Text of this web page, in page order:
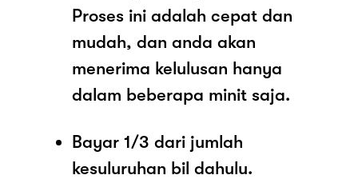
Proses ini adalah cepat dan
mudah, dan anda akan
menerima kelulusan hanya
dalam beberapa minit saja.
Bayar 1/3 dari jumlah
kesuluruhan bil dahulu.